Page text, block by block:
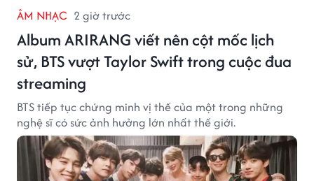
ÂM NHẠC 2 giờ trước
Album ARIRANG viết nên cột mốc lịch
sử, BTS vượt Taylor Swift trong cuộc đua
streaming
BTS tiếp tục chứng minh vị thế của một trong những
nghệ sĩ có sức ảnh hưởng lớn nhất thế giới.